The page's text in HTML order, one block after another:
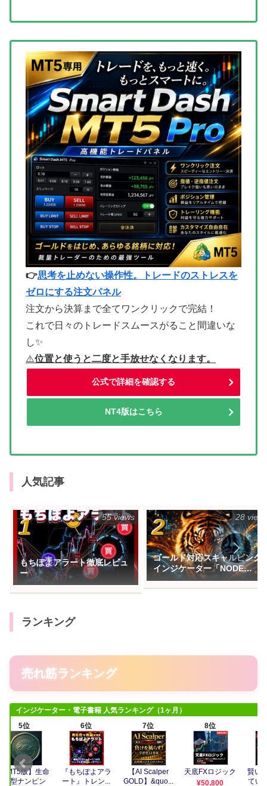
👉思考を止めない操作性。トレードのストレスを
ゼロにする注文パネル
注文から決算まで全てワンクリックで完結！
これで日々のトレードスムースがること間違いな
し✨
⚠️位置と使うと二度と手放せなくなります。
公式で詳細を確認する
NT4版はこちら
人気記事
もちぽよアラート徹底レビュ
ー
55 views
ゴールド対応スキャルピング
インジケーター「NODE
HUXTERノードハンター」を
作りました✨
28
ランキング
売れ筋ランキング